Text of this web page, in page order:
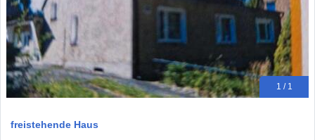
1 / 1
freistehende Haus